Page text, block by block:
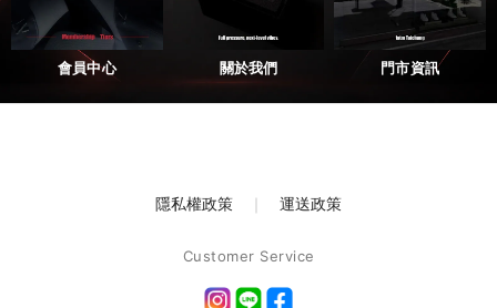
會員中心 關於我們 門市資訊
隱私權政策 ｜ 運送政策
Customer Service